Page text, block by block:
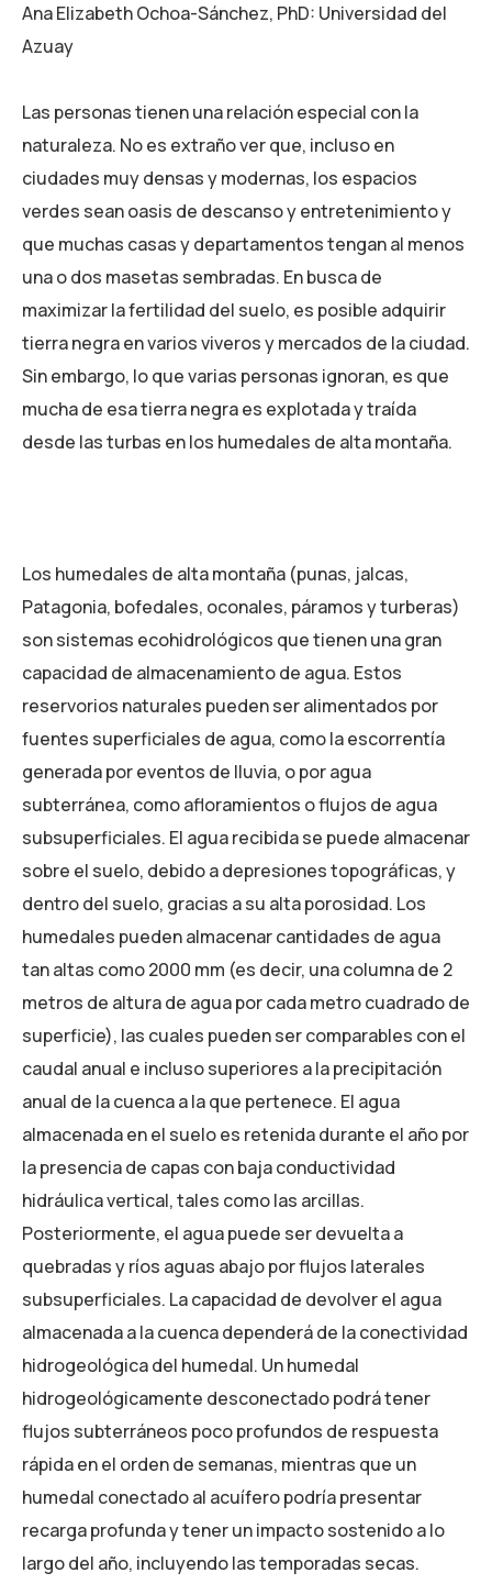
Ana Elizabeth Ochoa-Sánchez, PhD: Universidad del
Azuay
Las personas tienen una relación especial con la
naturaleza. No es extraño ver que, incluso en
ciudades muy densas y modernas, los espacios
verdes sean oasis de descanso y entretenimiento y
que muchas casas y departamentos tengan al menos
una o dos masetas sembradas. En busca de
maximizar la fertilidad del suelo, es posible adquirir
tierra negra en varios viveros y mercados de la ciudad.
Sin embargo, lo que varias personas ignoran, es que
mucha de esa tierra negra es explotada y traída
desde las turbas en los humedales de alta montaña.
Los humedales de alta montaña (punas, jalcas,
Patagonia, bofedales, oconales, páramos y turberas)
son sistemas ecohidrológicos que tienen una gran
capacidad de almacenamiento de agua. Estos
reservorios naturales pueden ser alimentados por
fuentes superficiales de agua, como la escorrentía
generada por eventos de lluvia, o por agua
subterránea, como afloramientos o flujos de agua
subsuperficiales. El agua recibida se puede almacenar
sobre el suelo, debido a depresiones topográficas, y
dentro del suelo, gracias a su alta porosidad. Los
humedales pueden almacenar cantidades de agua
tan altas como 2000 mm (es decir, una columna de 2
metros de altura de agua por cada metro cuadrado de
superficie), las cuales pueden ser comparables con el
caudal anual e incluso superiores a la precipitación
anual de la cuenca a la que pertenece. El agua
almacenada en el suelo es retenida durante el año por
la presencia de capas con baja conductividad
hidráulica vertical, tales como las arcillas.
Posteriormente, el agua puede ser devuelta a
quebradas y ríos aguas abajo por flujos laterales
subsuperficiales. La capacidad de devolver el agua
almacenada a la cuenca dependerá de la conectividad
hidrogeológica del humedal. Un humedal
hidrogeológicamente desconectado podrá tener
flujos subterráneos poco profundos de respuesta
rápida en el orden de semanas, mientras que un
humedal conectado al acuífero podría presentar
recarga profunda y tener un impacto sostenido a lo
largo del año, incluyendo las temporadas secas.